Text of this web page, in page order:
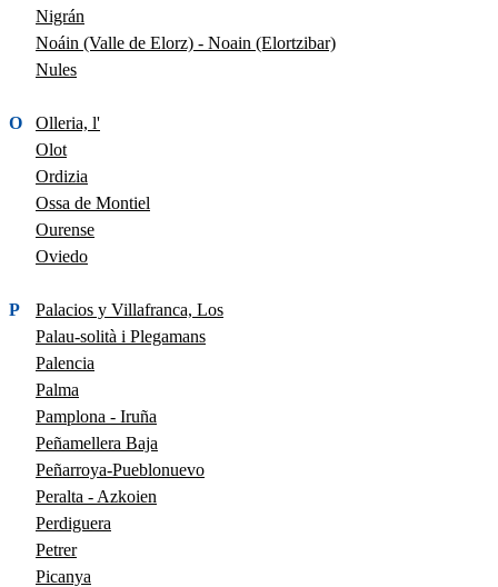
Nigrán
Noáin (Valle de Elorz) - Noain (Elortzibar)
Nules
O
Olleria, l'
Olot
Ordizia
Ossa de Montiel
Ourense
Oviedo
P
Palacios y Villafranca, Los
Palau-solità i Plegamans
Palencia
Palma
Pamplona - Iruña
Peñamellera Baja
Peñarroya-Pueblonuevo
Peralta - Azkoien
Perdiguera
Petrer
Picanya